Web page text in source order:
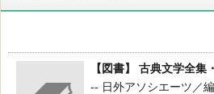
【図書】 古典文学全
-- 日外アソシエーツ／